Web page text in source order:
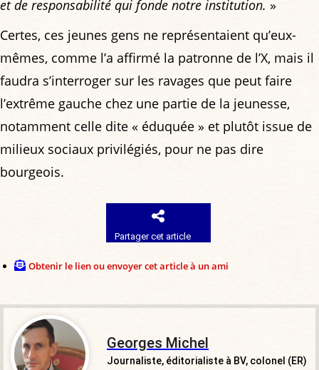
et de responsabilité qui fonde notre institution. »
Certes, ces jeunes gens ne représentaient qu’eux-
mêmes, comme l’a affirmé la patronne de l’X, mais il
faudra s’interroger sur les ravages que peut faire
l’extrême gauche chez une partie de la jeunesse,
notamment celle dite « éduquée » et plutôt issue de
milieux sociaux privilégiés, pour ne pas dire
bourgeois.
Partager cet article
Obtenir le lien ou envoyer cet article à un ami
Georges Michel
Journaliste, éditorialiste à BV, colonel (ER)